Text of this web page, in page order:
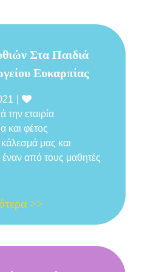
Στα Παιδιά
Ευκαρπίας
Likes
την εταιρία
και φέτος
μας και
από τους μαθητές
>>